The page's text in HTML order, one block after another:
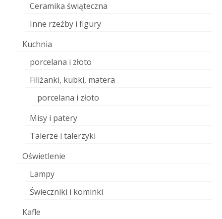
Ceramika świąteczna
Inne rzeźby i figury
Kuchnia
porcelana i złoto
Filiżanki, kubki, matera
porcelana i złoto
Misy i patery
Talerze i talerzyki
Oświetlenie
Lampy
Świeczniki i kominki
Kafle